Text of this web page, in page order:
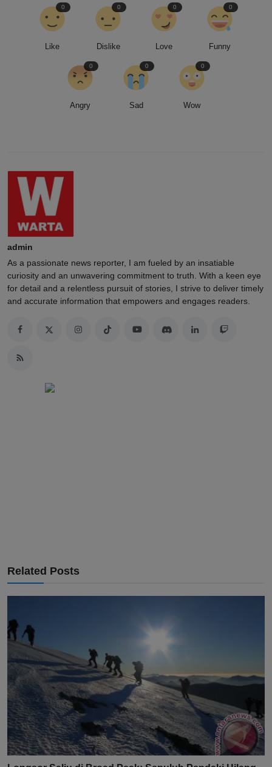
Like
0
Dislike
0
Love
0
Funny
0
Angry
0
Sad
0
Wow
0
admin
As a passionate news reporter, I am fueled by an insatiable
curiosity and an unwavering commitment to truth. With a keen eye
for detail and a relentless pursuit of stories, I strive to deliver timely
and accurate information that empowers and engages readers.
Related Posts